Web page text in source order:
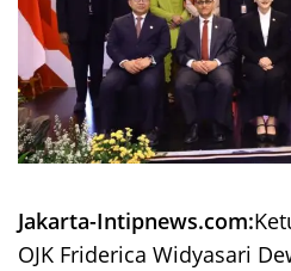
Jakarta-Intipnews.com:
OJK Friderica Widyasari